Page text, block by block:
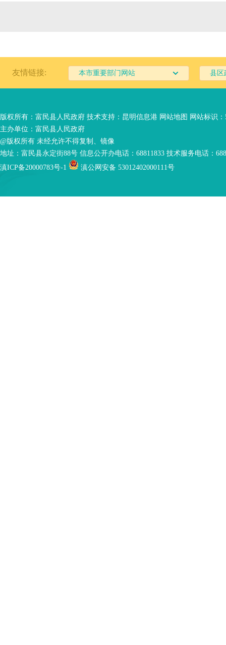
友情链接: 本市重要部门网站 县区
版权所有：富民县人民政府 技术支持： 昆明信息港 网站地图 网站标识：
主办单位：富民县人民政府
@版权所有 未经允许不得复制、镜像
地址：富民县永定街88号 信息公开办电话：68811833 技术服务电话：
滇ICP备20000783号-1
滇公网安备 53012402000111号